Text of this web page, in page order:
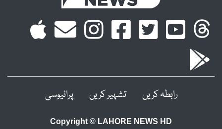
رابطہ کریں تشہیر کریں پرائیوسی
Copyright © LAHORE NEWS HD